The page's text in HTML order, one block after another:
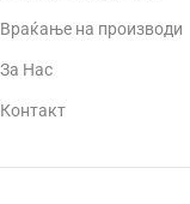
Враќање на производи
За Нас
Контакт